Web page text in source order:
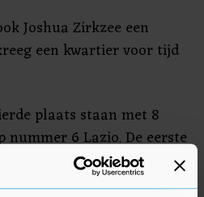
Joshua Zirkzee een
een kwartier voor tijd
plaats staan met 8
6 Lazio. De eerste
plaatsen zich voor de